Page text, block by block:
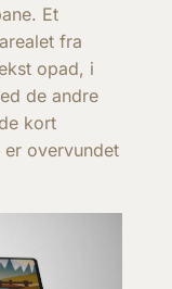
Et
fra
opad, i
de andre
kort
overvundet